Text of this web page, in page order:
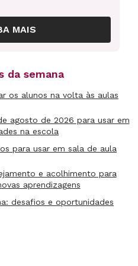
de imediato em
país que se estava
série de revoltas
permanecer fiel à
Em 1824, outro forte
vez no Nordeste: a
Uma das principais
em relação ao
por D.
MAIS
da semana
os alunos na volta às aulas
agosto de 2026 para usar em
na escola
para usar em sala de aula
e acolhimento para
aprendizagens
desafios e oportunidades